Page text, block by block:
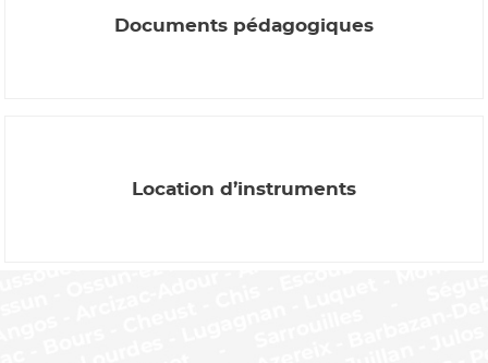
Documents pédagogiques
Location d’instruments